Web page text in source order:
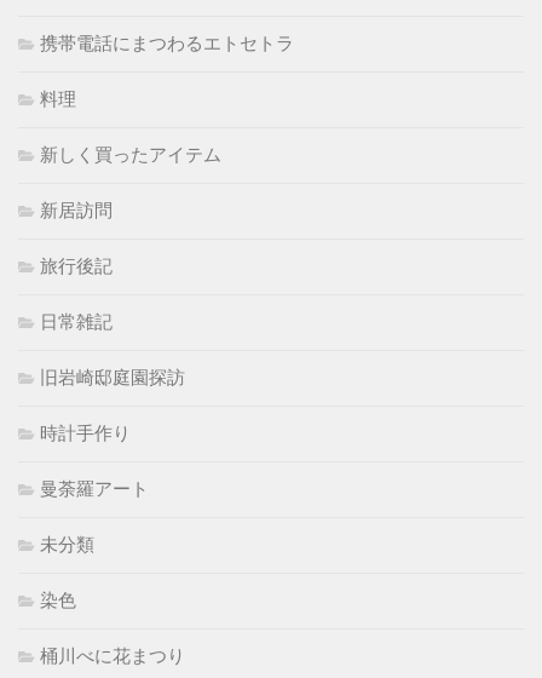
携帯電話にまつわるエトセトラ
料理
新しく買ったアイテム
新居訪問
旅行後記
日常雑記
旧岩崎邸庭園探訪
時計手作り
曼荼羅アート
未分類
染色
桶川べに花まつり